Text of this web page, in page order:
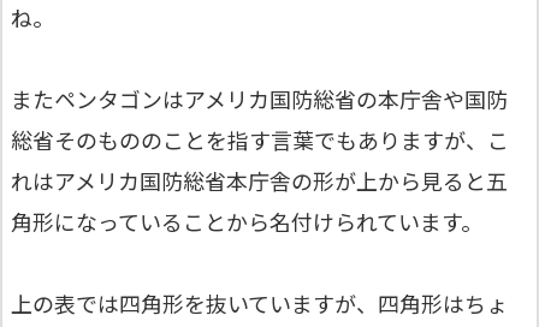
ね。
またペンタゴンはアメリカ国防総省の本庁舎や国防
総省そのもののことを指す言葉でもありますが、こ
れはアメリカ国防総省本庁舎の形が上から見ると五
角形になっていることから名付けられています。
上の表では四角形を抜いていますが、四角形はちょ